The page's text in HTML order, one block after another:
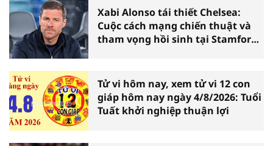
Xabi Alonso tái thiết Chelsea:
Cuộc cách mạng chiến thuật và
tham vọng hồi sinh tại Stamford
Tử vi hôm nay, xem tử vi 12 con
giáp hôm nay ngày 4/8/2026: Tuổi
Tuất khởi nghiệp thuận lợi